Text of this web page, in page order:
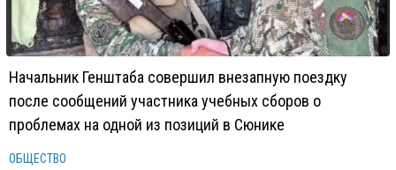
Начальник Генштаба совершил внезапную поездку
после сообщений участника учебных сборов о
проблемах на одной из позиций в Сюнике
ОБЩЕСТВО